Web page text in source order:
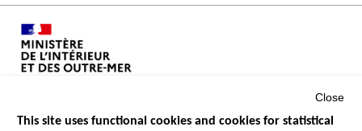
Close
This site uses functional cookies and cookies for statistical